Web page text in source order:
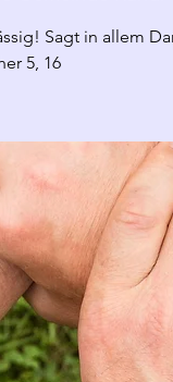
Sagt in allem
5, 16